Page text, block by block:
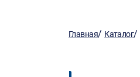
Главная/ Каталог/